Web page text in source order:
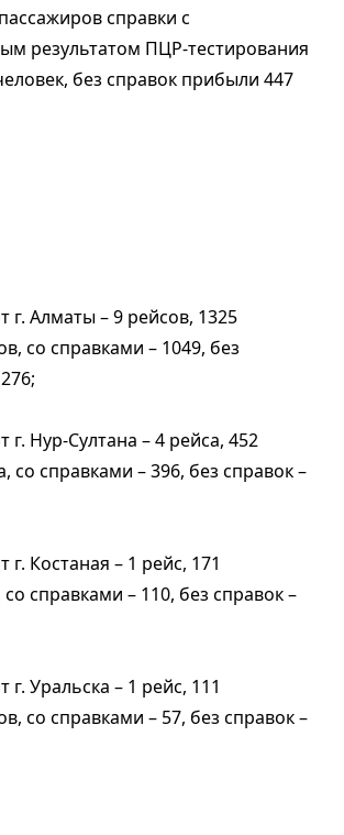
справки с
результатом ПЦР-тестирования
без справок прибыли 447
г. Алматы – 9 рейсов, 1325
со справками – 1049, без
г. Нур-Султана – 4 рейса, 452
со справками – 396, без справок –
г. Костаная – 1 рейс, 171
справками – 110, без справок –
г. Уральска – 1 рейс, 111
со справками – 57, без справок –